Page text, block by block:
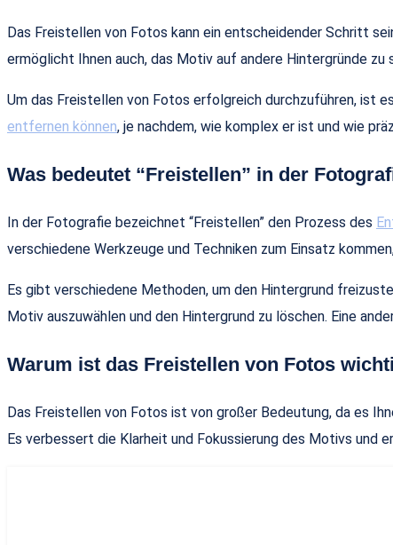
Das Freistellen von Fotos kann ein entscheidender Schritt
ermöglicht Ihnen auch, das Motiv auf andere Hintergründe zu
Um das Freistellen von Fotos erfolgreich durchzuführen, ist
entfernen können, je nachdem, wie komplex er ist und wie
Was bedeutet “Freistellen” in der
In der Fotografie bezeichnet “Freistellen” den Prozess des
verschiedene Werkzeuge und Techniken zum Einsatz
Es gibt verschiedene Methoden, um den Hintergrund
Motiv auszuwählen und den Hintergrund zu löschen. Eine
Warum ist das Freistellen von Fotos
Das Freistellen von Fotos ist von großer Bedeutung, da es
Es verbessert die Klarheit und Fokussierung des Motivs